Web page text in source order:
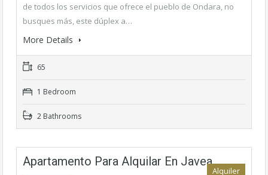
de todos los servicios que ofrece el pueblo de Ondara, no
busques más, este dúplex a…
More Details
65
1 Bedroom
2 Bathrooms
Apartamento Para Alquilar En Javea
Alquiler